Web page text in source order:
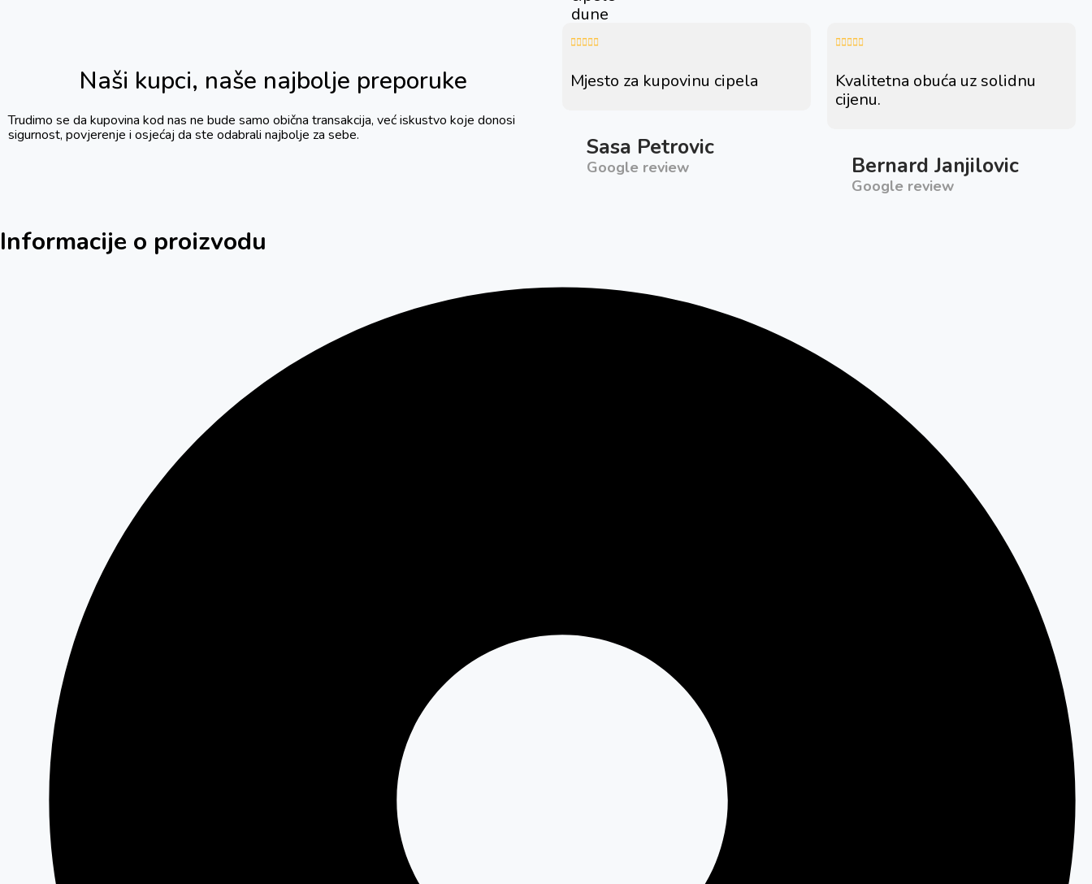
Naši kupci, naše najbolje preporuke
Trudimo se da kupovina kod nas ne bude samo obična transakcija, već iskustvo koje donosi
sigurnost, povjerenje i osjećaj da ste odabrali najbolje za sebe.
Mjesto za kupovinu cipela
Sasa Petrovic
Google review
Kvalitetna obuća uz solidnu
cijenu.
Bernard Janjilovic
Google review
Informacije o proizvodu